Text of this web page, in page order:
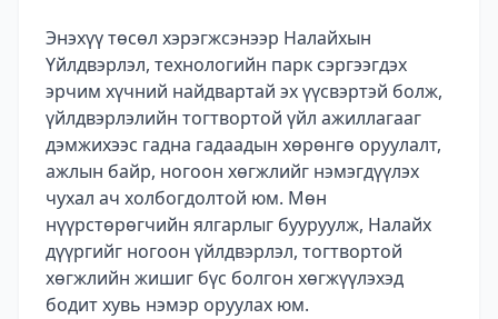
Энэхүү төсөл хэрэгжсэнээр Налайхын
Үйлдвэрлэл, технологийн парк сэргээгдэх
эрчим хүчний найдвартай эх үүсвэртэй болж,
үйлдвэрлэлийн тогтвортой үйл ажиллагааг
дэмжихээс гадна гадаадын хөрөнгө оруулалт,
ажлын байр, ногоон хөгжлийг нэмэгдүүлэх
чухал ач холбогдолтой юм. Мөн
нүүрстөрөгчийн ялгарлыг бууруулж, Налайх
дүүргийг ногоон үйлдвэрлэл, тогтвортой
хөгжлийн жишиг бүс болгон хөгжүүлэхэд
бодит хувь нэмэр оруулах юм.